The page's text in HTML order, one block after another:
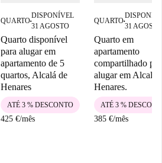
QUARTO■
DISPONÍVEL
31 AGOSTO
Quarto disponível
para alugar em
apartamento de 5
quartos, Alcalá de
Henares
425 €/mês
ATÉ 3 % DESCONTO
QUARTO■
31 AGOSTO
Quarto em
apartamento
compartilhado
alugar em Alcalá
Henares.
385 €/mês
ATÉ 3 %